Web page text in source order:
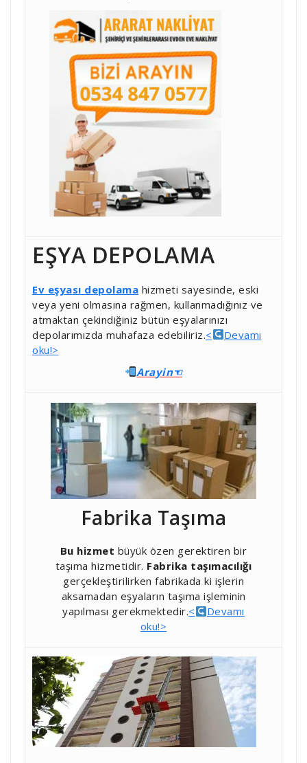
EŞYA DEPOLAMA
Ev eşyası depolama hizmeti sayesinde, eski
veya yeni olmasına rağmen, kullanmadığınız ve
atmaktan çekindiğiniz bütün eşyalarınızı
depolarımızda muhafaza edebiliriz.<
Devamı
oku!>
Arayin☜
Fabrika Taşıma
Bu hizmet büyük özen gerektiren bir
taşıma hizmetidir. Fabrika taşımacılığı
gerçekleştirilirken fabrikada ki işlerin
aksamadan eşyaların taşıma işleminin
yapılması gerekmektedir.<
Devamı
oku!>